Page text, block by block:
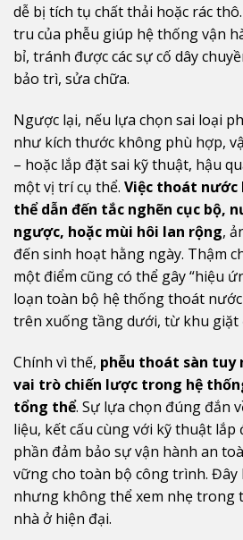
dễ bị tích tụ chất thải hoặc rác
tru của phễu giúp hệ thống vận
bỉ, tránh được các sự cố dây
bảo trì, sửa chữa.
Ngược lại, nếu lựa chọn sai loại
như kích thước không phù hợp,
– hoặc lắp đặt sai kỹ thuật, hậu
một vị trí cụ thể. Việc thoát nước
thể dẫn đến tắc nghẽn cục bộ,
ngược, hoặc mùi hôi lan rộng,
đến sinh hoạt hằng ngày. Thậm
một điểm cũng có thể gây “hiệu
loạn toàn bộ hệ thống thoát
trên xuống tầng dưới, từ khu giặt
Chính vì thế, phễu thoát sàn tuy
vai trò chiến lược trong hệ
tổng thể. Sự lựa chọn đúng đắn
liệu, kết cấu cùng với kỹ thuật lắp
phần đảm bảo sự vận hành an
vững cho toàn bộ công trình. Đây
nhưng không thể xem nhẹ trong
nhà ở hiện đại.